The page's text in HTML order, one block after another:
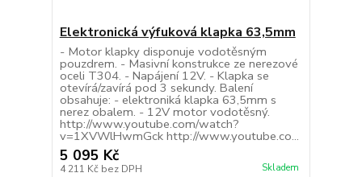
Elektronická výfuková klapka 63,5mm
- Motor klapky disponuje vodotěsným
pouzdrem. - Masivní konstrukce ze nerezové
oceli T304. - Napájení 12V. - Klapka se
otevírá/zavírá pod 3 sekundy. Balení
obsahuje: - elektroniká klapka 63,5mm s
nerez obalem. - 12V motor vodotěsný.
http://www.youtube.com/watch?
v=1XVWlHwmGck http://www.youtube.co...
5 095 Kč
4 211 Kč bez DPH Skladem